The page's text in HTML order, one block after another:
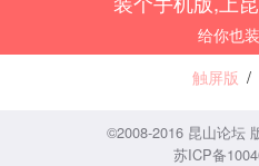
给你也
触屏版 /
©2008-2016 昆山论坛
苏ICP备